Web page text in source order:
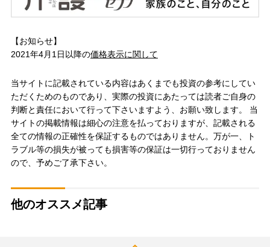
【お知らせ】
2021年4月1日以降の価格表示に関して
当サイトに記載されている内容はあくまでも投資の参考にしてい
ただくためのものであり、実際の投資にあたっては読者ご自身の
判断と責任において行って下さいますよう、お願い致します。 当
サイトの掲載情報は細心の注意を払っておりますが、記載される
全ての情報の正確性を保証するものではありません。万が一、ト
ラブル等の損失が被っても損害等の保証は一切行っておりません
ので、予めご了承下さい。
他のオススメ記事